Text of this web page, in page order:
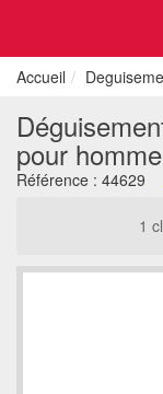
Accueil
pour homme
Référence : 44629
1